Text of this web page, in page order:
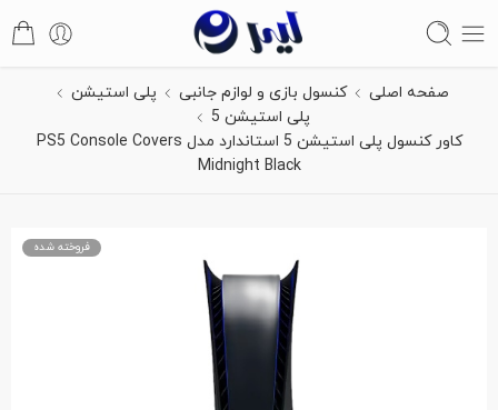
صفحه اصلی کنسول بازی و لوازم جانبی
پلی استیشن
پلی استیشن 5
کاور کنسول پلی استیشن 5 استاندارد مدل PS5 Console Covers
Midnight Black
فروخته شده